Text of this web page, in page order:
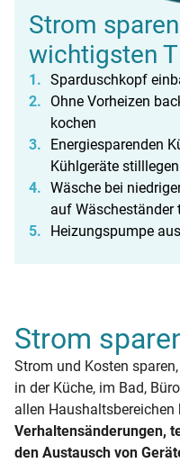
Strom
wichtigsten
Sparduschkopf
Ohne Vorheizen
kochen
Energiesparenden
Kühlgeräte stilllegen
Wäsche bei
auf Wäscheständer
Heizungspumpe
Strom
Strom und Kosten
in der Küche, im Bad,
allen Haushaltsbereichen
Verhaltensänderungen,
den Austausch von